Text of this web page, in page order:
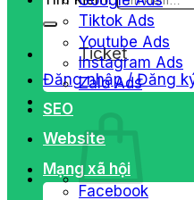
Ticket
Đăng nhập / Đăng
Tiktok Ads
Youtube Ads
Instagram Ads
Zalo Ads
SEO
Website
Mạng xã hội
Facebook